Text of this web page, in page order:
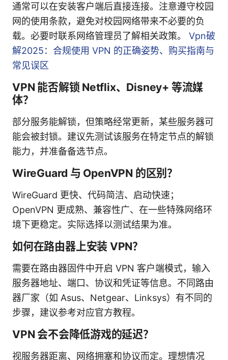
通常可以在安装客户端后直接连接。注意遵守校园
网的使用条款，避免对校园网络带来不必要的负
载。必要时联系网络管理员了解相关政策。 Vpn破
解2025：合规使用 VPN 的正确姿势、购买指南与
常见误区
VPN 能否解锁 Netflix、Disney+ 等流媒
体？
部分服务能解锁，但策略经常更新，某些服务器可
能会被封锁。建议先测试该服务在特定节点的解锁
能力，并准备备选节点。
WireGuard 与 OpenVPN 的区别？
WireGuard 更快、代码简洁、启动快速；
OpenVPN 更成熟、兼容性广、在一些特殊网络环
境下更稳定。实际选择以测试结果为准。
如何在路由器上安装 VPN？
需要在路由器固件中开启 VPN 客户端模式，输入
服务器地址、端口、协议和凭证等信息。不同路由
器厂家（如 Asus、Netgear、Linksys）有不同的
步骤，建议参考对应官方教程。
VPN 会不会降低游戏的延迟？
视服务器距离、网络拥塞和协议而定。理想情况